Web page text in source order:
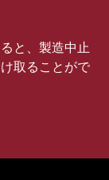
と、製造中止
取ることがで